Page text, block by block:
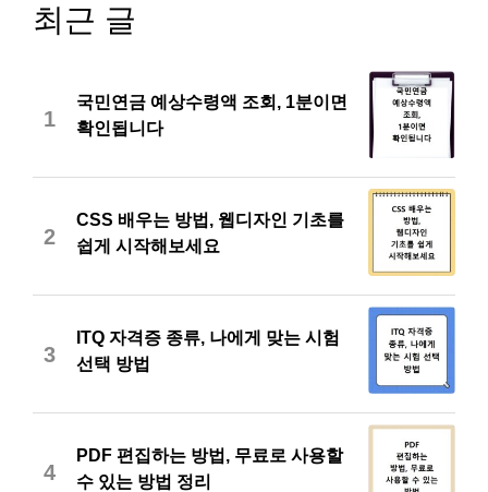
최근 글
1
국민연금 예상수령액 조회, 1분이면
확인됩니다
2
CSS 배우는 방법, 웹디자인 기초를
쉽게 시작해보세요
3
ITQ 자격증 종류, 나에게 맞는 시험
선택 방법
4
PDF 편집하는 방법, 무료로 사용할
수 있는 방법 정리